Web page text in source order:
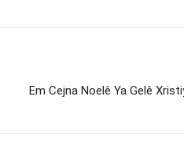
Em Cejna Noelê Ya Gelê